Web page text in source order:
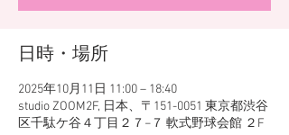
日時・場所
2025年10月11日 11:00 – 18:40
studio ZOOM2F, 日本、〒151-0051 東京都渋谷
区千駄ケ谷４丁目２７−７ 軟式野球会館 ２F